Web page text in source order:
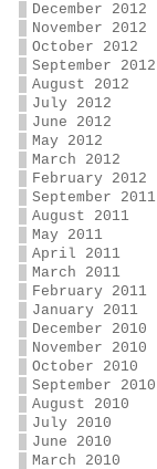
December 2012
November 2012
October 2012
September 2012
August 2012
July 2012
June 2012
May 2012
March 2012
February 2012
September 2011
August 2011
May 2011
April 2011
March 2011
February 2011
January 2011
December 2010
November 2010
October 2010
September 2010
August 2010
July 2010
June 2010
March 2010